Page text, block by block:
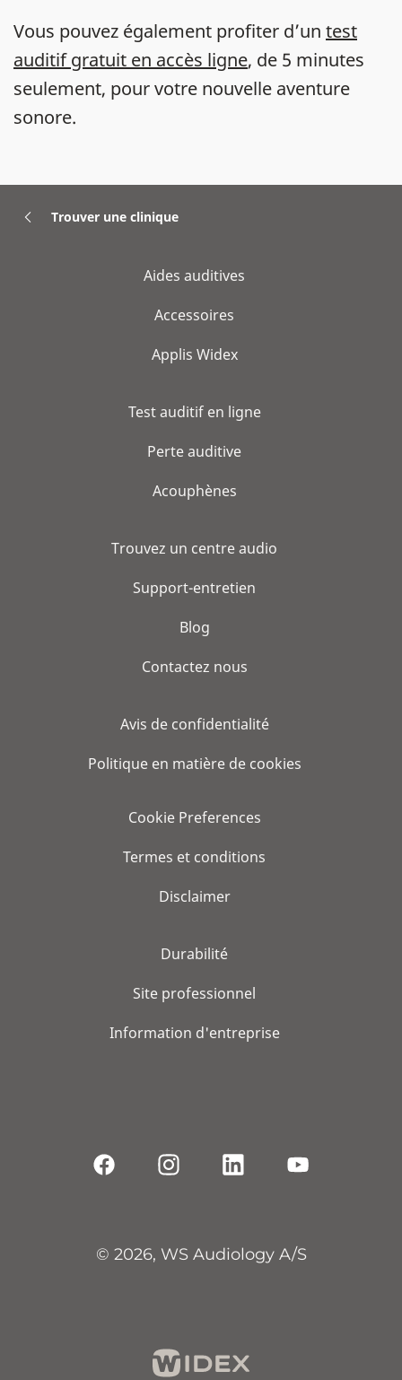
Vous pouvez également profiter d’un test
auditif gratuit en accès ligne, de 5 minutes
seulement, pour votre nouvelle aventure
sonore.
Trouver une clinique
Aides auditives
Accessoires
Applis Widex
Test auditif en ligne
Perte auditive
Acouphènes
Trouvez un centre audio
Support-entretien
Blog
Contactez nous
Avis de confidentialité
Politique en matière de cookies
Cookie Preferences
Termes et conditions
Disclaimer
Durabilité
Site professionnel
Information d'entreprise
© 2026, WS Audiology A/S